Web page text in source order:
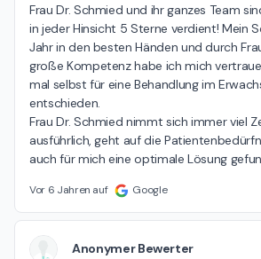
Frau Dr. Schmied und ihr ganzes Team
in jeder Hinsicht 5 Sterne verdient! Mein
Jahr in den besten Händen und durch
große Kompetenz habe ich mich
mal selbst für eine Behandlung im
entschieden.
Frau Dr. Schmied nimmt sich immer viel
ausführlich, geht auf die
auch für mich eine optimale Lösung
Vor 6 Jahren auf Google
Anonymer Bewerter